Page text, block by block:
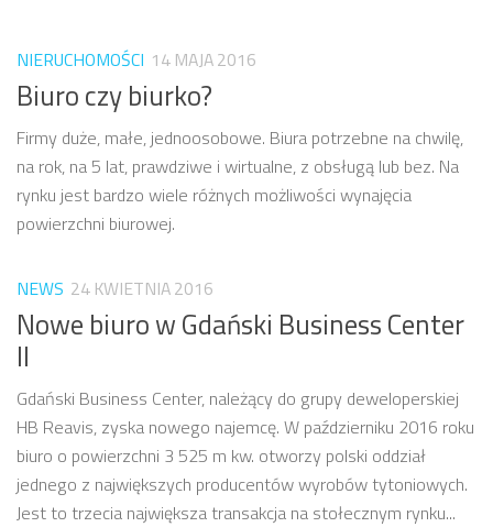
NIERUCHOMOŚCI 14 MAJA 2016
Biuro czy biurko?
Firmy duże, małe, jednoosobowe. Biura potrzebne na chwilę,
na rok, na 5 lat, prawdziwe i wirtualne, z obsługą lub bez. Na
rynku jest bardzo wiele różnych możliwości wynajęcia
powierzchni biurowej.
NEWS 24 KWIETNIA 2016
Nowe biuro w Gdański Business Center
II
Gdański Business Center, należący do grupy deweloperskiej
HB Reavis, zyska nowego najemcę. W październiku 2016 roku
biuro o powierzchni 3 525 m kw. otworzy polski oddział
jednego z największych producentów wyrobów tytoniowych.
Jest to trzecia największa transakcja na stołecznym rynku...